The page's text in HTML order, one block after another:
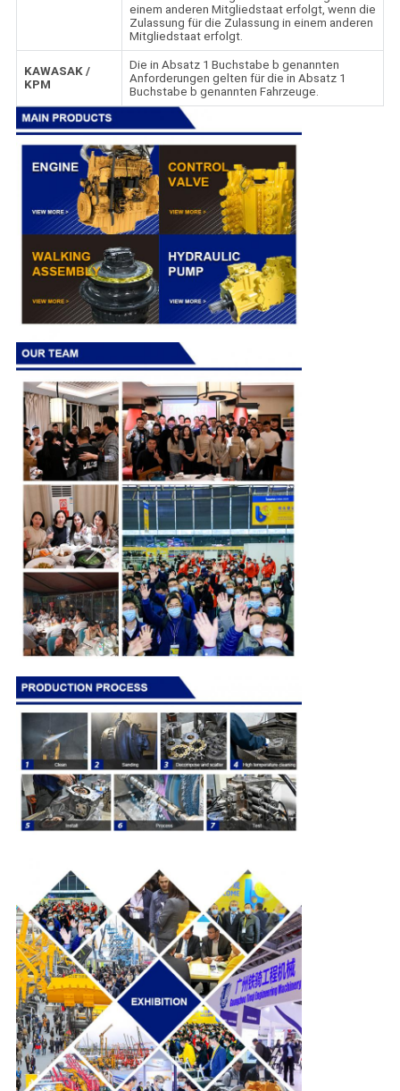
einem anderen Mitgliedstaat erfolgt, wenn die
Zulassung für die Zulassung in einem anderen
Mitgliedstaat erfolgt.
KAWASAK /
KPM
Die in Absatz 1 Buchstabe b genannten
Anforderungen gelten für die in Absatz 1
Buchstabe b genannten Fahrzeuge.